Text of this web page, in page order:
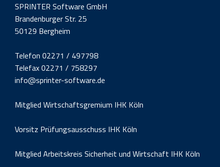
SPRINTER Software GmbH
Brandenburger Str. 25
50129 Bergheim
Telefon 02271 / 497798
Telefax 02271 / 758297
info@sprinter-software.de
Mitglied Wirtschaftsgremium IHK Köln
Vorsitz Prüfungsausschuss IHK Köln
Mitglied Arbeitskreis Sicherheit und Wirtschaft IHK Köln